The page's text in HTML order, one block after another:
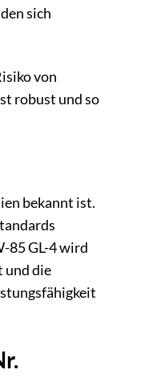
sich
von
robust und so
bekannt ist.
85 GL-4 wird
und die